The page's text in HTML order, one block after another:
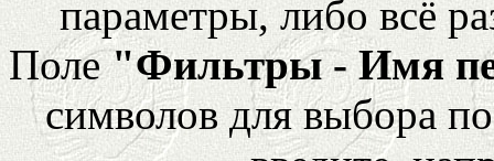
параметры, либо всё
Поле"Фильтры - Имя
символов для выбора